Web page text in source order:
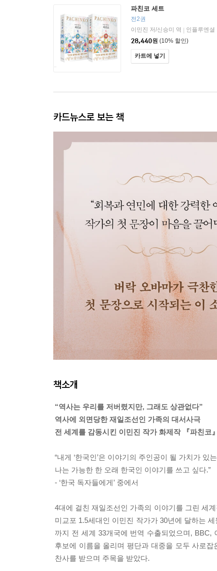
파친코 세트
전2권
이민진 저/신승미 역
인플루엔셜
28,440원 (10% 할인)
카트에 넣기
카드뉴스로 보는 책
책소개
“역사는 우리를 저버렸지만, 그래도 상관없다”
역사에 외면당한 재일조선인 가족의 대서사극
전 세계를 감동시킨 이민진 작가 화제작 『파친코
“내게 ‘한국인’은 이야기의 주인공이 될 가치가 있
나는 가능한 한 오래 한국인 이야기를 쓰고 싶다.”
- ‘한국 독자들에게’ 중에서
4대에 걸친 재일조선인 가족의 이야기를 그린 세
미교포 1.5세대인 이민진 작가가 30년에 달하는
까지 전 세계 33개국에 번역 수출되었으며, BBC,
후보에 이름을 올리며 평단과 대중을 모두 사로
찬사를 받으며 주목을 받았다.